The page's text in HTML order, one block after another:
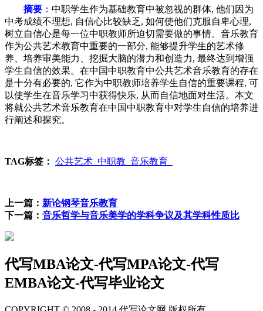
摘要 ：中职学生作为基础教育中被忽视的群体, 他们因为
中考成绩不理想, 自信心比较缺乏, 如何使他们克服自卑心理,
树立自信心是每一位中职教师所迫切需要做的事情。音乐教育
作为公共艺术教育中重要的一部分, 能够提升学生的艺术修
养、培养审美能力、挖掘大脑的潜力和创造力, 最终达到增强
学生自信的效果。在中国中职教育中公共艺术音乐教育的存在
是十分有必要的, 它作为中职教师培养学生自信的重要课程, 可
以使学生在音乐学习中获得快乐, 从而自信地面对生活。本文
将就公共艺术音乐教育在中国中职教育中对学生自信的培养进
行阐述和探究。
TAG标签： 公共艺术 中职教 音乐教育
上一篇： 新论钢琴音乐教育
下一篇： 音乐哲学与音乐美学的学科争议及其学科性质比
代写MBA论文-代写MPA论文-代写
EMBA论文-代写毕业论文